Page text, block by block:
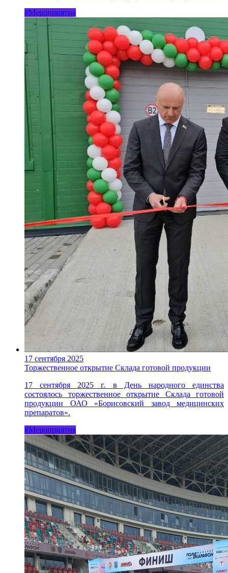
#Мероприятия
17 сентября 2025
Торжественное открытие Склада готовой продукции
17 сентября 2025 г. в День народного единства
состоялось торжественное открытие Склада готовой
продукции ОАО «Борисовский завод медицинских
препаратов».
#Мероприятия